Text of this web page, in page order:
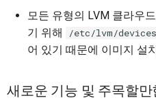
모든 유형의 LVM 클라우
기 위해
/etc/lvm/
어 있기 때문에 이미지 설
새로운 기능 및 주목할